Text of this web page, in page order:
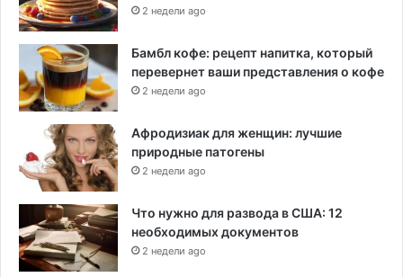
2 недели ago
Бамбл кофе: рецепт напитка, который
перевернет ваши представления о кофе
2 недели ago
Афродизиак для женщин: лучшие
природные патогены
2 недели ago
Что нужно для развода в США: 12
необходимых документов
2 недели ago